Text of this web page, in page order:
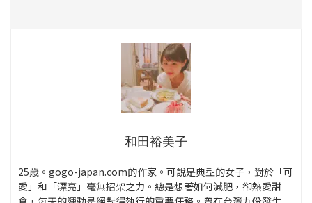
和田裕美子
25歳。gogo-japan.com的作家。可說是典型的女子，對於「可
愛」和「漂亮」毫無招架之力。總是想著如何減肥，卻熱愛甜